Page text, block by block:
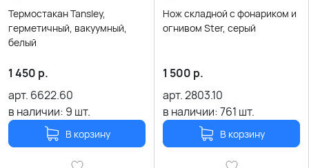
Термостакан Tansley,
герметичный, вакуумный,
белый
1 450 р.
арт. 6622.60
в наличии: 9 шт.
В корзину
Нож складной с фонариком и
огнивом Ster, серый
1 500 р.
арт.2803.10
в наличии:761 шт.
В корзину